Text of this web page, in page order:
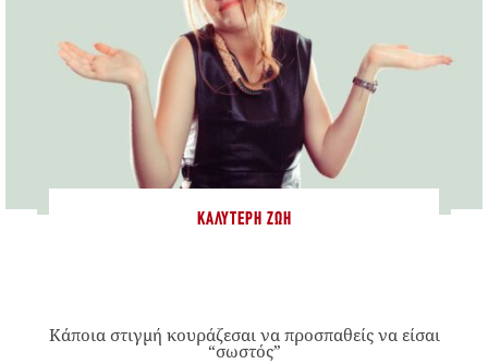
ΚΑΛΎΤΕΡΗ ΖΩΉ
Κάποια στιγμή κουράζεσαι να προσπαθείς να είσαι
“σωστός”